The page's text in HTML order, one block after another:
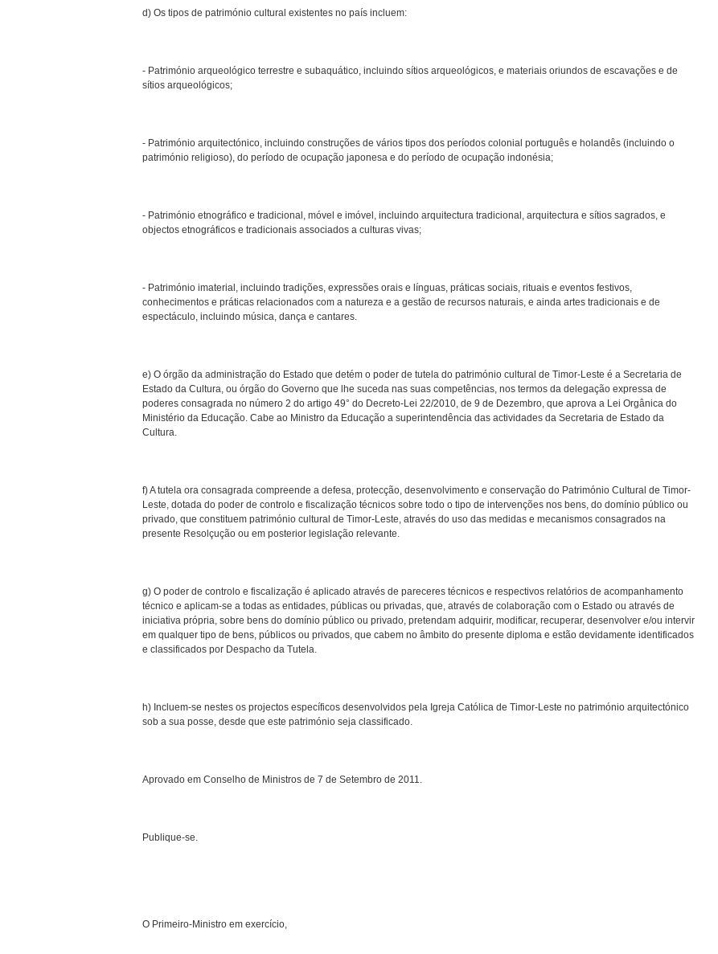
d) Os tipos de património cultural existentes no país incluem:
- Património arqueológico terrestre e subaquático, incluindo sítios arqueológicos, e materiais oriundos de escavações e de
sítios arqueológicos;
- Património arquitectónico, incluindo construções de vários tipos dos períodos colonial português e holandês (incluindo o
património religioso), do período de ocupação japonesa e do período de ocupação indonésia;
- Património etnográfico e tradicional, móvel e imóvel, incluindo arquitectura tradicional, arquitectura e sítios sagrados, e
objectos etnográficos e tradicionais associados a culturas vivas;
- Património imaterial, incluindo tradições, expressões orais e línguas, práticas sociais, rituais e eventos festivos,
conhecimentos e práticas relacionados com a natureza e a gestão de recursos naturais, e ainda artes tradicionais e de
espectáculo, incluindo música, dança e cantares.
e) O órgão da administração do Estado que detém o poder de tutela do património cultural de Timor-Leste é a Secretaria de
Estado da Cultura, ou órgão do Governo que lhe suceda nas suas competências, nos termos da delegação expressa de
poderes consagrada no número 2 do artigo 49° do Decreto-Lei 22/2010, de 9 de Dezembro, que aprova a Lei Orgânica do
Ministério da Educação. Cabe ao Ministro da Educação a superintendência das actividades da Secretaria de Estado da
Cultura.
f) A tutela ora consagrada compreende a defesa, protecção, desenvolvimento e conservação do Património Cultural de Timor-
Leste, dotada do poder de controlo e fiscalização técnicos sobre todo o tipo de intervenções nos bens, do domínio público ou
privado, que constituem património cultural de Timor-Leste, através do uso das medidas e mecanismos consagrados na
presente Resolçução ou em posterior legislação relevante.
g) O poder de controlo e fiscalização é aplicado através de pareceres técnicos e respectivos relatórios de acompanhamento
técnico e aplicam-se a todas as entidades, públicas ou privadas, que, através de colaboração com o Estado ou através de
iniciativa própria, sobre bens do domínio público ou privado, pretendam adquirir, modificar, recuperar, desenvolver e/ou intervir
em qualquer tipo de bens, públicos ou privados, que cabem no âmbito do presente diploma e estão devidamente identificados
e classificados por Despacho da Tutela.
h) Incluem-se nestes os projectos específicos desenvolvidos pela Igreja Católica de Timor-Leste no património arquitectónico
sob a sua posse, desde que este património seja classificado.
Aprovado em Conselho de Ministros de 7 de Setembro de 2011.
Publique-se.
O Primeiro-Ministro em exercício,